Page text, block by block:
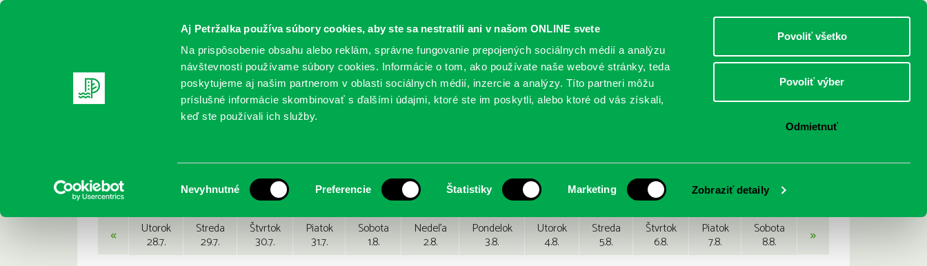
Aj Petržalka používa súbory cookies, aby ste sa nestratili ani v našom ONLINE svete
Na prispôsobenie obsahu alebo reklám, správne fungovanie prepojených sociálnych médií a analýzu
návštevnosti používame súbory cookies. Informácie o tom, ako používate naše webové stránky, teda
poskytujeme aj našim partnerom v oblasti sociálnych médií, inzercie a analýzy. Títo partneri môžu
príslušné informácie skombinovať s ďalšími údajmi, ktoré ste im poskytli, alebo ktoré od vás získali,
keď ste používali ich služby.
súhlasu
Nevyhnutné Preferencie Štatistiky Marketing Zobraziť detaily
Povoliť všetko
Povoliť výber
Odmietnuť
DOSPELÍ
REGISTRUJTE SA ONLINE KATALÓGY SLUŽBY PODUJATIA POBOČKY O KNIŽNICI
Podujatia
« Utorok
28.7.
Streda
29.7.
Štvrtok
30.7.
Piatok
31.7.
Sobota
1.8.
Nedeľa
2.8.
Pondelok
3.8.
Utorok
4.8.
Streda
5.8.
Štvrtok
6.8.
Piatok
7.8.
Sobota
8.8. »